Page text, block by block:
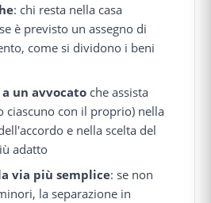
: chi resta nella casa
è previsto un assegno di
come si dividono i beni
un avvocato che assista
ciascuno con il proprio) nella
e nella scelta del
adatto
via più semplice: se non
la separazione in